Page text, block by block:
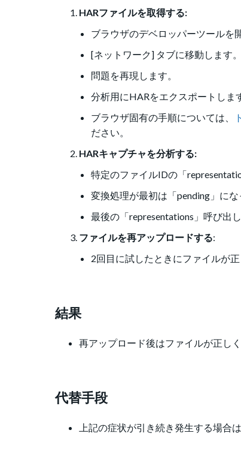
HARファイルを取得する:
ブラウザのデベロッパーツールを
[ネットワーク] タブに移動します。
問題を再現します。
分析用にHARをエクスポートしま
ブラウザ固有の手順については、
ださい。
HARキャプチャを分析する:
特定のファイルIDの「
変換処理が最初は「pending」に
最後の「representations」呼び出
ファイルを再アップロードする:
2回目に試したときにファイルが
結果
再アップロード後はファイルが正し
代替手段
上記の症状が引き続き発生する場合は